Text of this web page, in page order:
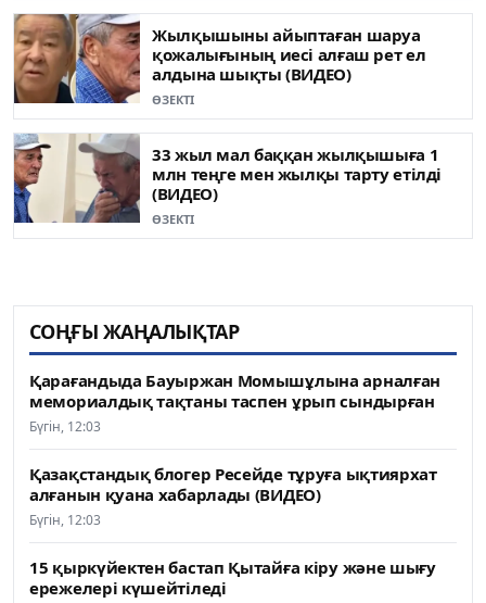
Жылқышыны айыптаған шаруа
қожалығының иесі алғаш рет ел
алдына шықты (ВИДЕО)
ӨЗЕКТІ
33 жыл мал баққан жылқышыға 1
млн теңге мен жылқы тарту етілді
(ВИДЕО)
ӨЗЕКТІ
СОҢҒЫ ЖАҢАЛЫҚТАР
Қарағандыда Бауыржан Момышұлына арналған
мемориалдық тақтаны таспен ұрып сындырған
Бүгін, 12:03
Қазақстандық блогер Ресейде тұруға ықтиярхат
алғанын қуана хабарлады (ВИДЕО)
Бүгін, 12:03
15 қыркүйектен бастап Қытайға кіру және шығу
ережелері күшейтіледі